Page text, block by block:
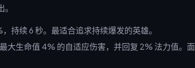
持续 6 秒。最适合追求持续爆发的英雄。
大生命值 4% 的自适应伤害，并回复 2% 法力值。面